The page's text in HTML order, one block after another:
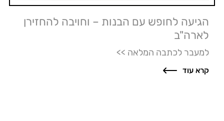
הגיעה לחופש עם הבנות – וחויבה להחזירן
לארה"ב
למעבר לכתבה המלאה >>
קרא עוד